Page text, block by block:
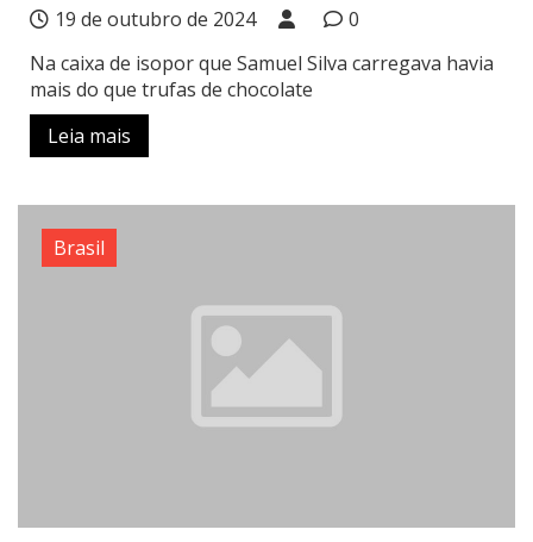
19 de outubro de 2024
0
Na caixa de isopor que Samuel Silva carregava havia
mais do que trufas de chocolate
Leia mais
Brasil